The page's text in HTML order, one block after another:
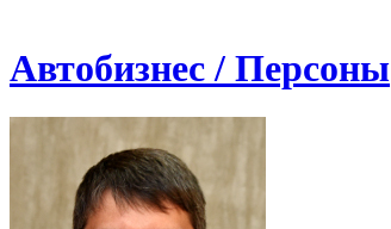
Автобизнес / Персоны